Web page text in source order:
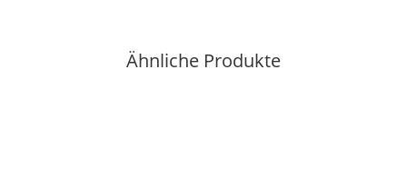
Ähnliche Produkte